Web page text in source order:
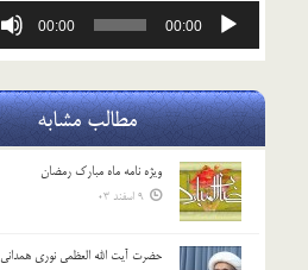
پخش‌کننده
00:00
00:00
مطالب مشابه
ویژه نامه ماه مبارک رمضان
9 اسفند 03
حضرت آیت الله العظمی نوری همدانی